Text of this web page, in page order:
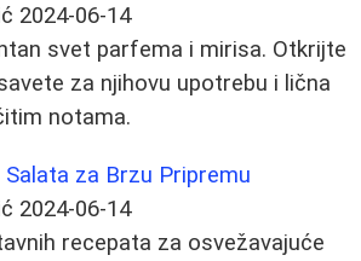
2024-06-14
svet parfema i mirisa. Otkrijte
za njihovu upotrebu i lična
notama.
za Brzu Pripremu
2024-06-14
recepata za osvežavajuće